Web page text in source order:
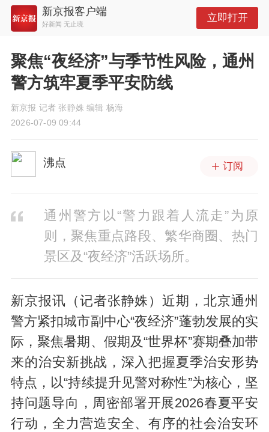
新京报客户端
好新闻 无止境
立即打开
聚焦“夜经济”与季节性风险，通州
警方筑牢夏季平安防线
新京报 记者 张静姝 编辑 杨海
2026-07-09 09:44
沸点 订阅
通州警方以“警力跟着人流走”为原
则，聚焦重点路段、繁华商圈、热门
景区及“夜经济”活跃场所。
新京报讯（记者张静姝）近期，北京通州
警方紧扣城市副中心“夜经济”蓬勃发展的实
际，聚焦暑期、假期及“世界杯”赛期叠加带
来的治安新挑战，深入把握夏季治安形势
特点，以“持续提升见警对称性”为核心，坚
持问题导向，周密部署开展2026春夏平安
行动，全力营造安全、有序的社会治安环